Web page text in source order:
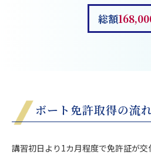
総額
ボート免許取得の流
講習初日より1カ月程度で免許証が交